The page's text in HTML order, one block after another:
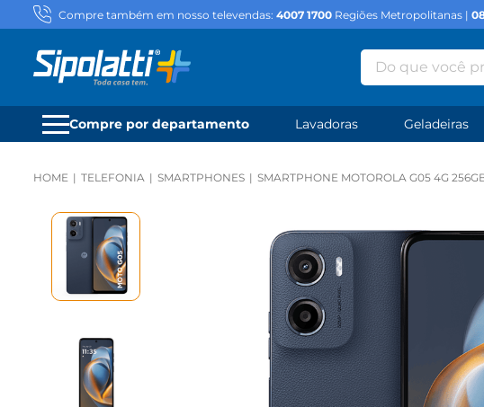
Compre também em nosso televendas: 4007 1700 Regiões Metropolitanas |
Do que você
Compre por departamento Lavadoras Geladeiras
TELEFONIA SMARTPHONES SMARTPHONE MOTOROLA G05 4G